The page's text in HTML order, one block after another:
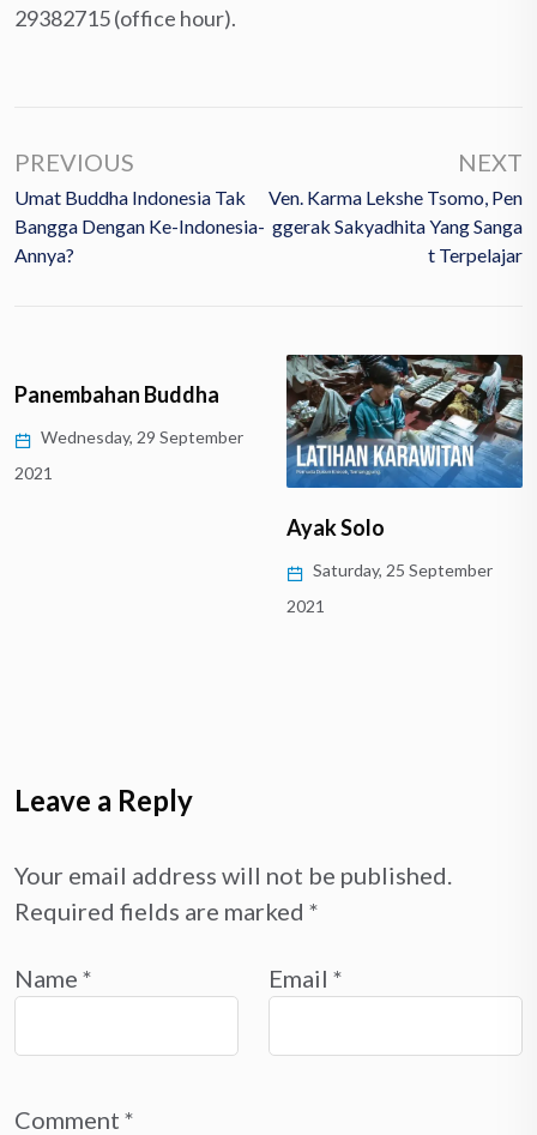
29382715 (office hour).
PREVIOUS
Umat Buddha Indonesia Tak
Bangga Dengan Ke-Indonesia-
Annya?
NEXT
Ven. Karma Lekshe Tsomo, Pen
Ggerak Sakyadhita Yang Sanga
T Terpelajar
Panembahan Buddha
Wednesday, 29 September
2021
Ayak Solo
Saturday, 25 September
2021
Leave a Reply
Your email address will not be published.
Required fields are marked *
Name * Email *
Comment *